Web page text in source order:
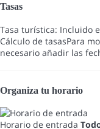
Tasas
Tasa turística: Incluido
Cálculo de tasasPara
necesario añadir las
Organiza tu horario
Horario de entrada